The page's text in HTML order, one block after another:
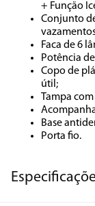
+ Função
Conjunto
Faca de 6
Potência
Copo de
útil;
Tampa
Base
Porta fio.